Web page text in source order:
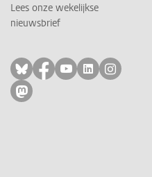
Lees onze wekelijkse
nieuwsbrief
Volg ons op bluesky
Volg ons op
Volg ons op
Volg ons
Volg
Volg ons op mastodon